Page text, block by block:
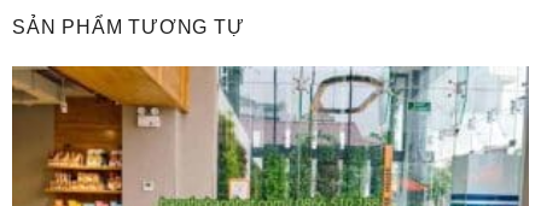
SẢN PHẨM TƯƠNG TỰ